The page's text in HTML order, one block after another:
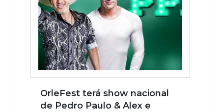
OrleFest terá show nacional
de Pedro Paulo & Alex e